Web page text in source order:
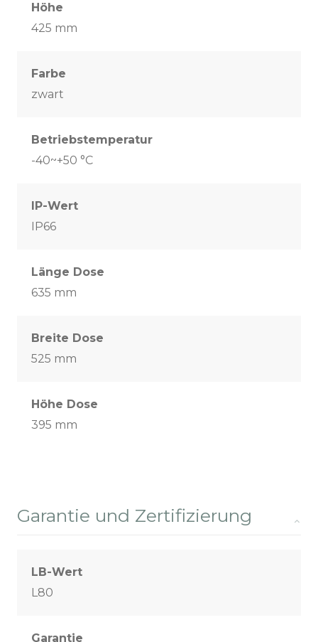
Höhe
425 mm
Farbe
zwart
Betriebstemperatur
-40~+50 °C
IP-Wert
IP66
Länge Dose
635 mm
Breite Dose
525 mm
Höhe Dose
395 mm
Garantie und Zertifizierung
LB-Wert
L80
Garantie